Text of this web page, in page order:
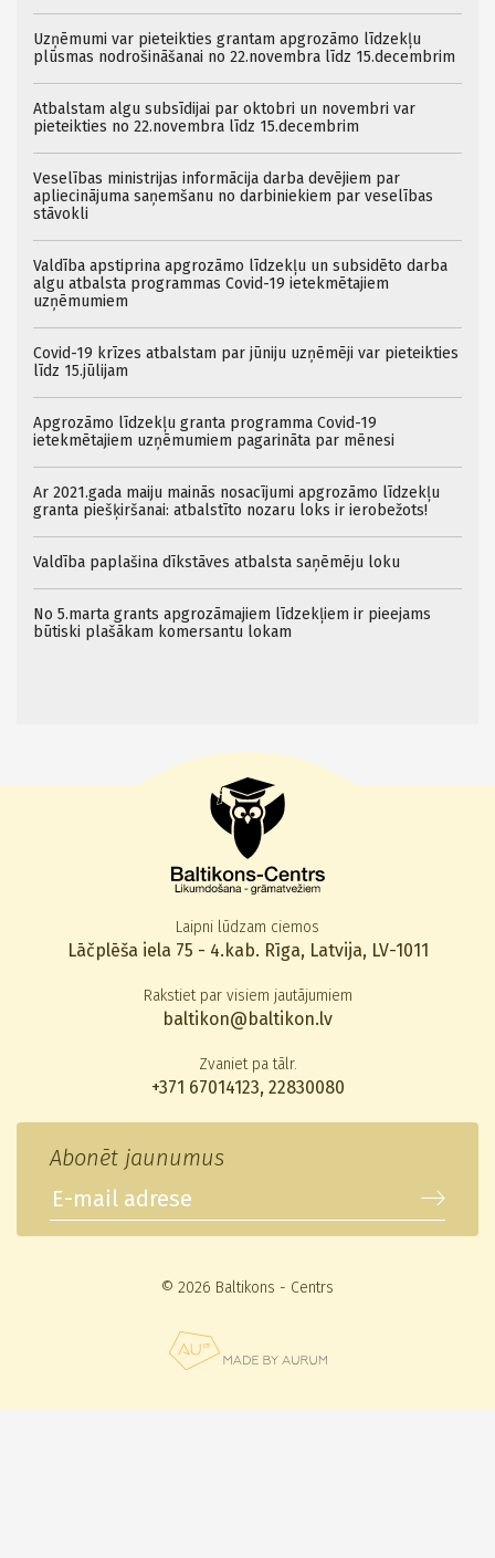
Uzņēmumi var pieteikties grantam apgrozāmo līdzekļu
plūsmas nodrošināšanai no 22.novembra līdz 15.decembrim
Atbalstam algu subsīdijai par oktobri un novembri var
pieteikties no 22.novembra līdz 15.decembrim
Veselības ministrijas informācija darba devējiem par
apliecinājuma saņemšanu no darbiniekiem par veselības
stāvokli
Valdība apstiprina apgrozāmo līdzekļu un subsidēto darba
algu atbalsta programmas Covid-19 ietekmētajiem
uzņēmumiem
Covid-19 krīzes atbalstam par jūniju uzņēmēji var pieteikties
līdz 15.jūlijam
Apgrozāmo līdzekļu granta programma Covid-19
ietekmētajiem uzņēmumiem pagarināta par mēnesi
Ar 2021.gada maiju mainās nosacījumi apgrozāmo līdzekļu
granta piešķiršanai: atbalstīto nozaru loks ir ierobežots!
Valdība paplašina dīkstāves atbalsta saņēmēju loku
No 5.marta grants apgrozāmajiem līdzekļiem ir pieejams
būtiski plašākam komersantu lokam
Laipni lūdzam ciemos
Lāčplēša iela 75 - 4.kab. Rīga, Latvija, LV-1011
Rakstiet par visiem jautājumiem
baltikon@baltikon.lv
Zvaniet pa tālr.
+371 67014123, 22830080
Abonēt jaunumus
© 2026 Baltikons - Centrs